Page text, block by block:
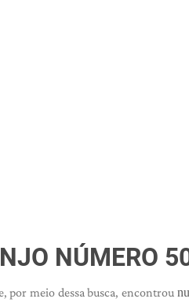
NÚMERO
por meio dessa busca, encontrou